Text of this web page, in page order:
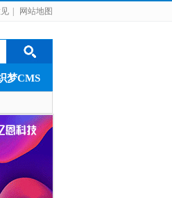
网站地图
梦CMS